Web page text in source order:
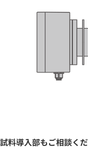
試料導入部もご相談く